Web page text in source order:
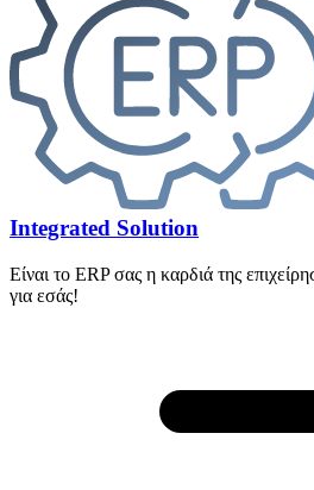
Integrated Solution
Είναι το ERP σας η καρδιά της
για εσάς!